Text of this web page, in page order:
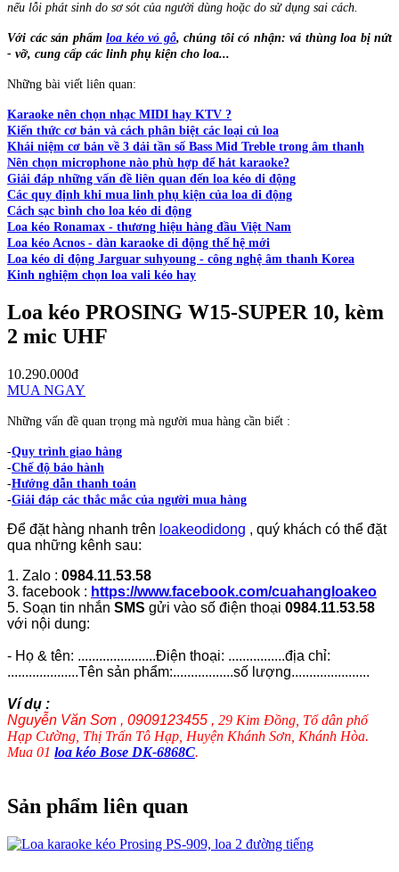
nếu lỗi phát sinh do sơ sót của người dùng hoặc do sử dụng sai cách.
Với các sản phẩm loa kéo vỏ gỗ, chúng tôi có nhận: vá thùng loa bị nứt
- vỡ, cung cấp các linh phụ kiện cho loa...
Những bài viết liên quan:
Karaoke nên chọn nhạc MIDI hay KTV ?
Kiến thức cơ bản và cách phân biệt các loại củ loa
Khái niệm cơ bản về 3 dải tần số Bass Mid Treble trong âm thanh
Nên chọn microphone nào phù hợp để hát karaoke?
Giải đáp những vấn đề liên quan đến loa kéo di động
Các quy định khi mua linh phụ kiện của loa di động
Cách sạc bình cho loa kéo di động
Loa kéo Ronamax - thương hiệu hàng đầu Việt Nam
Loa kéo Acnos - dàn karaoke di động thế hệ mới
Loa kéo di động Jarguar suhyoung - công nghệ âm thanh Korea
Kinh nghiệm chọn loa vali kéo hay
Loa kéo PROSING W15-SUPER 10, kèm
2 mic UHF
10.290.000đ
MUA NGAY
Những vấn đề quan trọng mà người mua hàng cần biết :
-Quy trình giao hàng
-Chế độ bảo hành
-Hướng dẫn thanh toán
-Giải đáp các thắc mắc của người mua hàng
Để đặt hàng nhanh trên loakeodidong , quý khách có thể đặt
qua những kênh sau:
1. Zalo : 0984.11.53.58
3. facebook : https://www.facebook.com/cuahangloakeo
5. Soạn tin nhắn SMS gửi vào số điện thoại 0984.11.53.58
với nội dung:
- Họ & tên: ......................Điện thoại: ................địa chỉ:
....................Tên sản phẩm:.................số lượng......................
Ví dụ :
Nguyễn Văn Sơn , 0909123455 , 29 Kim Đồng, Tổ dân phố
Hạp Cường, Thị Trấn Tô Hạp, Huyện Khánh Sơn, Khánh Hòa.
Mua 01 loa kéo Bose DK-6868C.
Sản phẩm liên quan